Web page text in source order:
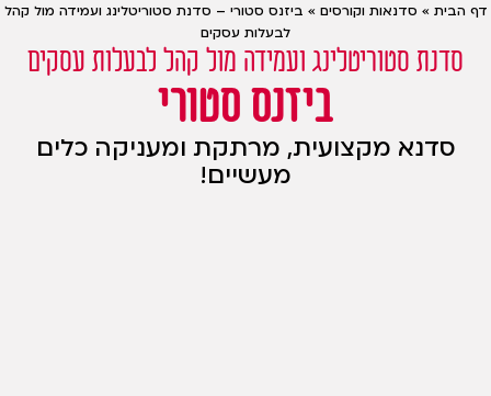
דף הבית » סדנאות וקורסים » ביזנס סטורי – סדנת סטוריטלינג ועמידה מול קהל
לבעלות עסקים
סדנת סטוריטלינג ועמידה מול קהל לבעלות עסקים
ביזנס סטורי
סדנא מקצועית, מרתקת ומעניקה כלים
מעשיים!